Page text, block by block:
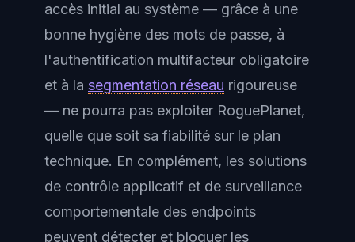
accès initial au système — grâce à une
bonne hygiène des mots de passe, à
l'authentification multifacteur obligatoire
et à la segmentation réseau rigoureuse
— ne pourra pas exploiter RoguePlanet,
quelle que soit sa fiabilité sur le plan
technique. En complément, les solutions
de contrôle applicatif et de surveillance
comportementale des endpoints
peuvent détecter et bloquer les